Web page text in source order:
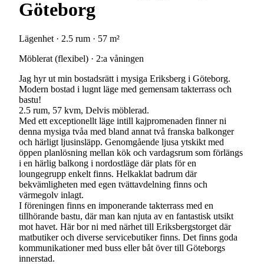
Göteborg
Lägenhet · 2.5 rum · 57 m²
Möblerat (flexibel) · 2:a våningen
Jag hyr ut min bostadsrätt i mysiga Eriksberg i Göteborg.
Modern bostad i lugnt läge med gemensam takterrass och
bastu!
2.5 rum, 57 kvm, Delvis möblerad.
Med ett exceptionellt läge intill kajpromenaden finner ni
denna mysiga tvåa med bland annat två franska balkonger
och härligt ljusinsläpp. Genomgående ljusa ytskikt med
öppen planlösning mellan kök och vardagsrum som förlängs
i en härlig balkong i nordostläge där plats för en
loungegrupp enkelt finns. Helkaklat badrum där
bekvämligheten med egen tvättavdelning finns och
värmegolv inlagt.
I föreningen finns en imponerande takterrass med en
tillhörande bastu, där man kan njuta av en fantastisk utsikt
mot havet. Här bor ni med närhet till Eriksbergstorget där
matbutiker och diverse servicebutiker finns. Det finns goda
kommunikationer med buss eller båt över till Göteborgs
innerstad.